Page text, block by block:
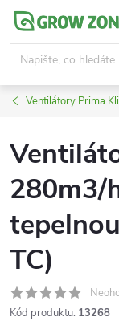
Přejít
obsah
Ventilátory Prima
280m3/
TC)
Kód produktu: 13268